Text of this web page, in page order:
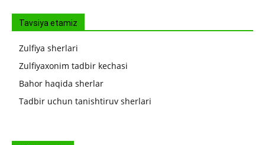
Tavsiya etamiz
Zulfiya sherlari
Zulfiyaxonim tadbir kechasi
Bahor haqida sherlar
Tadbir uchun tanishtiruv sherlari